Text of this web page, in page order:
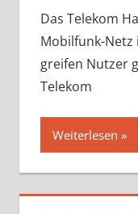
Das Telekom
Mobilfunk-
greifen Nutzer
Telekom
Weiterlesen